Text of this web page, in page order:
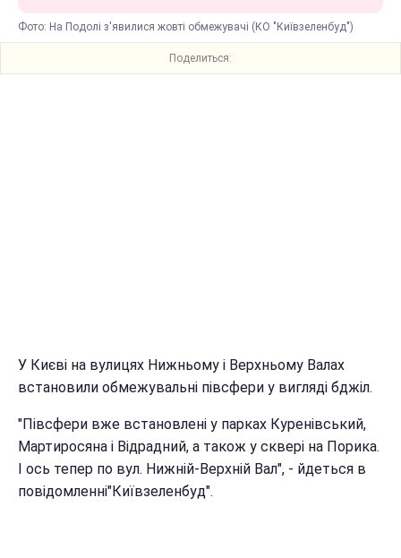
Фото: На Подолі з'явилися жовті обмежувачі (КО "Київзеленбуд")
Поделиться:
У Києві на вулицях Нижньому і Верхньому Валах
встановили обмежувальні півсфери у вигляді бджіл.
"Півсфери вже встановлені у парках Куренівський,
Мартиросяна і Відрадний, а також у сквері на Порика.
І ось тепер по вул. Нижній-Верхній Вал", - йдеться в
повідомленні"Київзеленбуд".